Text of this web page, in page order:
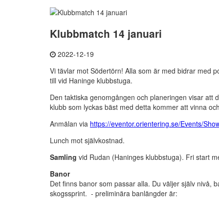
Klubbmatch 14 januari
2022-12-19
Vi tävlar mot Södertörn! Alla som är med bidrar med
till vid Haninge klubbstuga.
Den taktiska genomgången och planeringen visar att
klubb som lyckas bäst med detta kommer att vinna
Anmälan via https://eventor.orientering.se/Events/
Lunch mot självkostnad.
Samling vid Rudan (Haninges klubbstuga). Fri start
Banor
Det finns banor som passar alla. Du väljer själv nivå,
skogssprint. - preliminära banlängder är: